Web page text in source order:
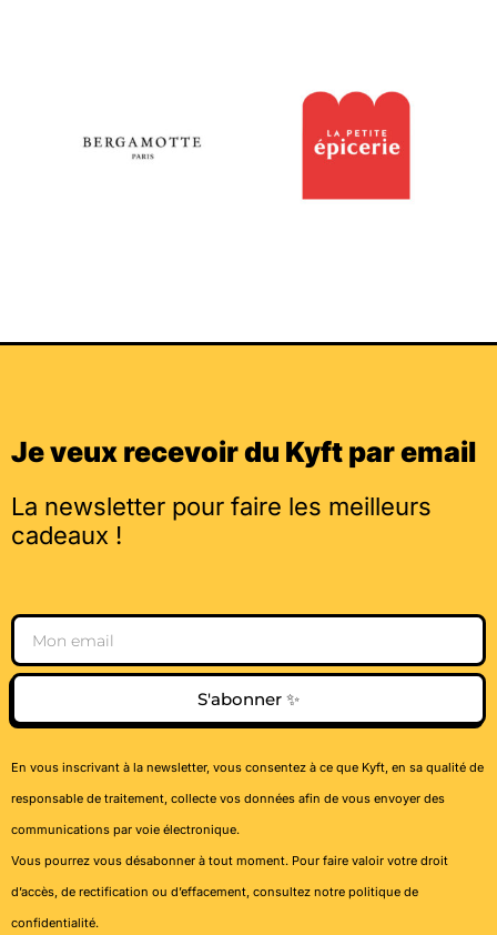
Je veux recevoir du Kyft par email
La newsletter pour faire les meilleurs
cadeaux !
Email
S'abonner ✨
En vous inscrivant à la newsletter, vous consentez à ce que Kyft, en sa qualité de
responsable de traitement, collecte vos données afin de vous envoyer des
communications par voie électronique.
Vous pourrez vous désabonner à tout moment. Pour faire valoir votre droit
d’accès, de rectification ou d’effacement, consultez notre politique de
confidentialité.